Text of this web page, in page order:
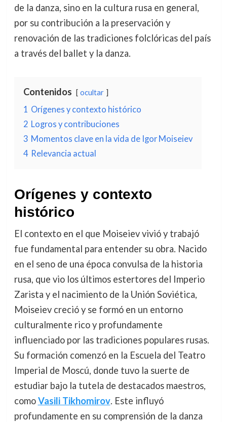
de la danza, sino en la cultura rusa en general,
por su contribución a la preservación y
renovación de las tradiciones folclóricas del país
a través del ballet y la danza.
Contenidos ocultar
1 Orígenes y contexto histórico
2 Logros y contribuciones
3 Momentos clave en la vida de Igor Moiseiev
4 Relevancia actual
Orígenes y contexto
histórico
El contexto en el que Moiseiev vivió y trabajó
fue fundamental para entender su obra. Nacido
en el seno de una época convulsa de la historia
rusa, que vio los últimos estertores del Imperio
Zarista y el nacimiento de la Unión Soviética,
Moiseiev creció y se formó en un entorno
culturalmente rico y profundamente
influenciado por las tradiciones populares rusas.
Su formación comenzó en la Escuela del Teatro
Imperial de Moscú, donde tuvo la suerte de
estudiar bajo la tutela de destacados maestros,
comoVasili Tikhomirov. Este influyó
profundamente en su comprensión de la danza